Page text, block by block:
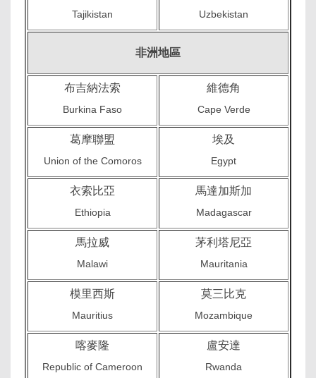
Tajikistan Uzbekistan
非洲地區
布吉納法索
Burkina Faso
維德角
Cape Verde
葛摩聯盟
Union of the Comoros
埃及
Egypt
衣索比亞
Ethiopia
馬達加斯加
Madagascar
馬拉威
Malawi
茅利塔尼亞
Mauritania
模里西斯
Mauritius
莫三比克
Mozambique
喀麥隆
Republic of Cameroon
盧安達
Rwanda